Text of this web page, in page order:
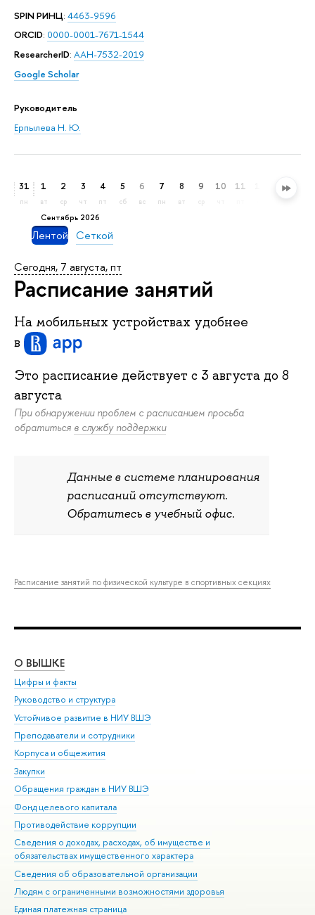
SPIN РИНЦ: 4463-9596
ORCID: 0000-0001-7671-1544
ResearcherID: AAH-7532-2019
Google Scholar
Руководитель
Ерпылева Н. Ю.
31
пн
сентябрь 2026
1
вт
2
ср
3
чт
4
пт
5
сб
6
вс
7
пн
8
вт
9 10 11 13
Лентой Сеткой
Сегодня, 7 августа, пт
Расписание занятий
На мобильных устройствах удобнее
в
Это расписание действует c 3 августа до 8
августа
При обнаружении проблем с расписанием просьба
обратиться в службу поддержки
Данные в системе планирования
расписаний отсутствуют.
Обратитесь в учебный офис.
Расписание занятий по физической культуре в спортивных секциях
О ВЫШКЕ
Цифры и факты
Руководство и структура
Устойчивое развитие в НИУ ВШЭ
Преподаватели и сотрудники
Корпуса и общежития
Закупки
Обращения граждан в НИУ ВШЭ
Фонд целевого капитала
Противодействие коррупции
Сведения о доходах, расходах, об имуществе и
обязательствах имущественного характера
Сведения об образовательной организации
Людям с ограниченными возможностями здоровья
Единая платежная страница